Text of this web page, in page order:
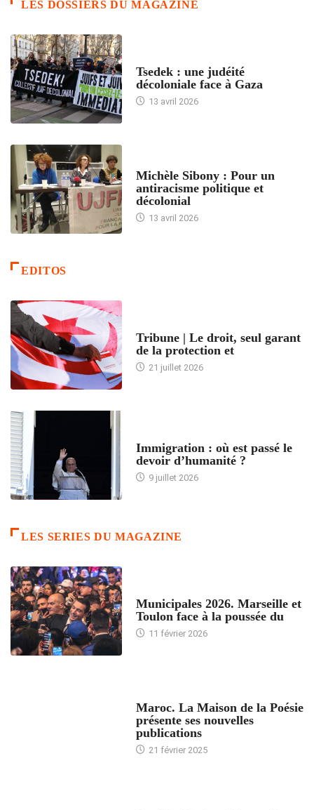
LES DOSSIERS DU MAGAZINE
Tsedek : une judéité
décoloniale face à Gaza
13 avril 2026
Michèle Sibony : Pour un
antiracisme politique et
décolonial
13 avril 2026
EDITOS
Tribune | Le droit, seul garant
de la protection et
21 juillet 2026
Immigration : où est passé le
devoir d’humanité ?
9 juillet 2026
LES SERIES DU MAGAZINE
Municipales 2026. Marseille et
Toulon face à la poussée du
11 février 2026
Maroc. La Maison de la Poésie
présente ses nouvelles
publications
21 février 2025